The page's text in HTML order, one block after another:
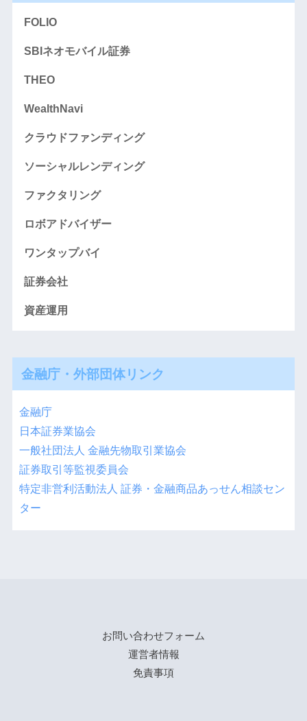
FOLIO
SBIネオモバイル証券
THEO
WealthNavi
クラウドファンディング
ソーシャルレンディング
ファクタリング
ロボアドバイザー
ワンタップバイ
証券会社
資産運用
金融庁・外部団体リンク
金融庁
日本証券業協会
一般社団法人 金融先物取引業協会
証券取引等監視委員会
特定非営利活動法人 証券・金融商品あっせん相談セン
ター
お問い合わせフォーム
運営者情報
免責事項